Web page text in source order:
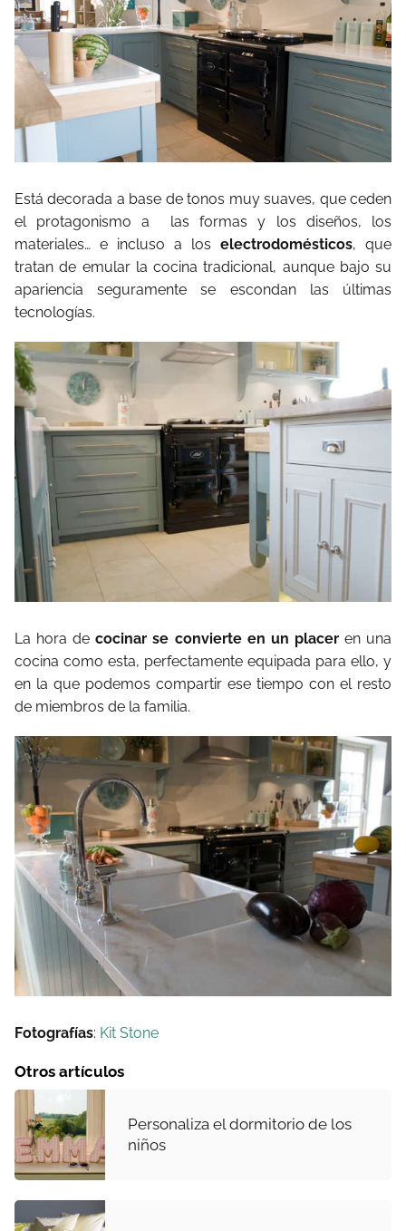
Está decorada a base de tonos muy suaves, que ceden
el protagonismo a las formas y los diseños, los
materiales… e incluso a los electrodomésticos, que
tratan de emular la cocina tradicional, aunque bajo su
apariencia seguramente se escondan las últimas
tecnologías.
La hora de cocinar se convierte en un placeren una
cocina como esta, perfectamente equipada para ello, y
en la que podemos compartir ese tiempo con el resto
de miembros de la familia.
Fotografías: Kit Stone
Otros artículos
Personaliza el dormitorio de los
niños